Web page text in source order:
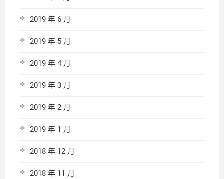
2019 年 6 月
2019 年 5 月
2019 年 4 月
2019 年 3 月
2019 年 2 月
2019 年 1 月
2018 年 12 月
2018 年 11 月